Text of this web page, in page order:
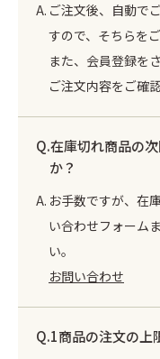
季節の敷紙（小）
ご注文後、自動で
すので、そちらを
また、会員登録を
ご注文内容をご確
在庫切れ商品の
か？
お手数ですが、在
い合わせフォーム
い。
お問い合わせ
1商品の注文の上